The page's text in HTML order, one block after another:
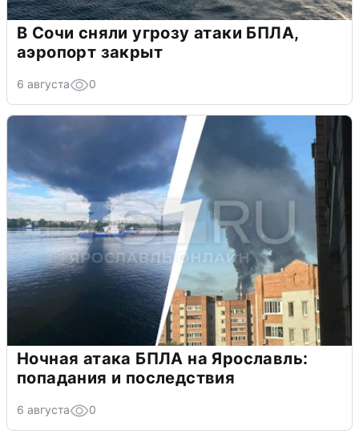
В Сочи сняли угрозу атаки БПЛА,
аэропорт закрыт
6 августа 0
Ночная атака БПЛА на Ярославль:
попадания и последствия
6 августа 0